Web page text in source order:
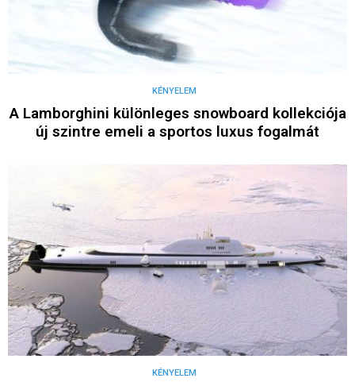
KÉNYELEM
A Lamborghini különleges snowboard kollekciója
új szintre emeli a sportos luxus fogalmát
KÉNYELEM